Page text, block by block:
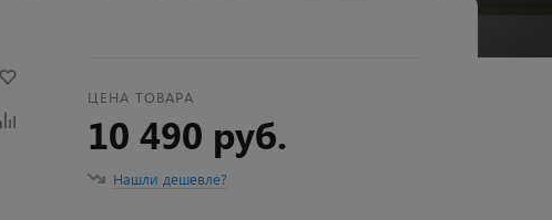
ЦЕНА ТОВАРА
10 490 руб.
Нашли дешевле?